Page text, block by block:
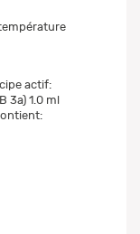
actif:
3a) 1.0 ml